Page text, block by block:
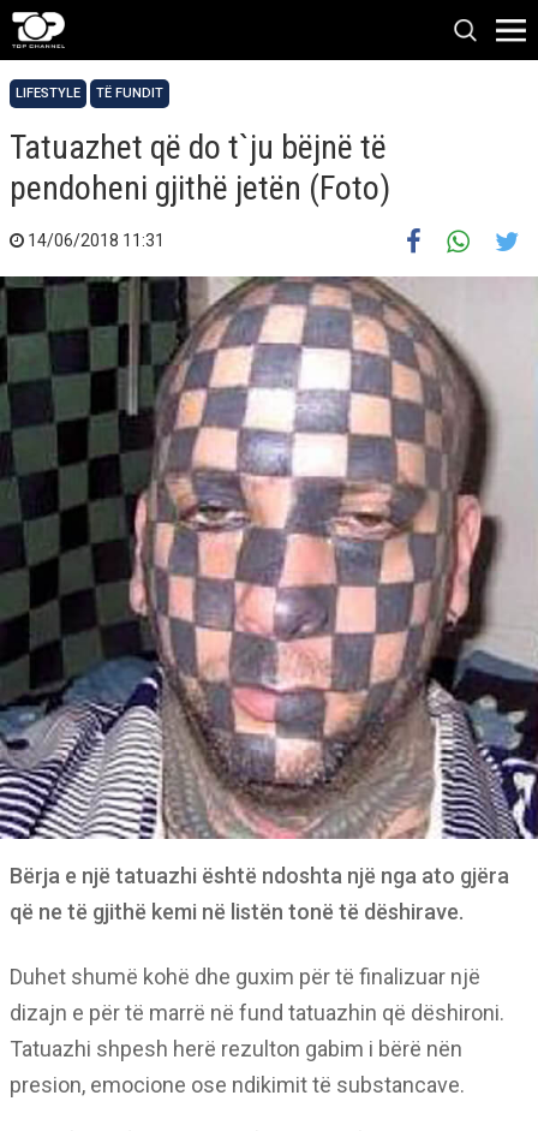
LIFESTYLE TË FUNDIT
Tatuazhet që do t`ju bëjnë të
pendoheni gjithë jetën (Foto)
14/06/2018 11:31
Bërja e një tatuazhi është ndoshta një nga ato gjëra
që ne të gjithë kemi në listën tonë të dëshirave.
Duhet shumë kohë dhe guxim për të finalizuar një
dizajn e për të marrë në fund tatuazhin që dëshironi.
Tatuazhi shpesh herë rezulton gabim i bërë nën
presion, emocione ose ndikimit të substancave.